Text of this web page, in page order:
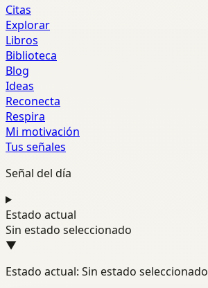
Citas
Explorar
Libros
Biblioteca
Blog
Ideas
Reconecta
Respira
Mi motivación
Tus señales
Señal del día
Estado actual
Sin estado seleccionado
▼
Estado actual: Sin estado seleccionado